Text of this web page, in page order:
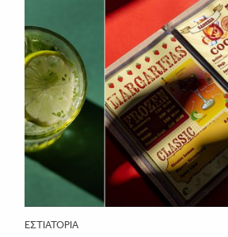
ΕΣΤΙΑΤΌΡΙΑ